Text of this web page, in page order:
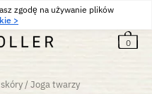
zgodę na używanie plików
>
30€
PRZEZ 30 DNI
0
/Joga twarzy